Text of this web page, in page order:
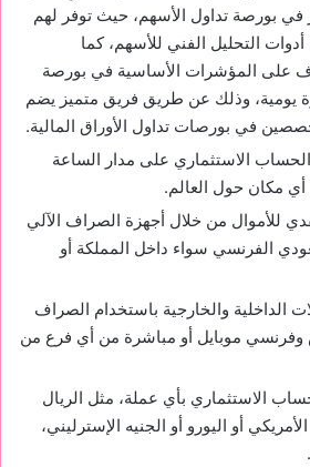
في بورصة تداول الأسهم، حيث توفر لهم
التحليل الفني للأسهم، كما
على المؤشرات الأساسية في بورصة
يومية، وذلك عن طريق فريق متميز يضم
في بورصات تداول الأوراق المالية.
الاستثماري على مدار الساعة
مكان حول العالم.
للأموال من خلال أجهزة الصراف الآلي
الفرنسي سواء داخل المملكة أو
الداخلية والخارجية باستخدام الصراف
موبايل أو مباشرة من أي فرع من
الاستثماري بأي عملة، مثل الريال
أو اليورو أو الجنيه الإسترليني،